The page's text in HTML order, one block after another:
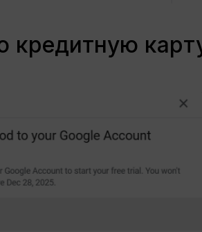
кредитную